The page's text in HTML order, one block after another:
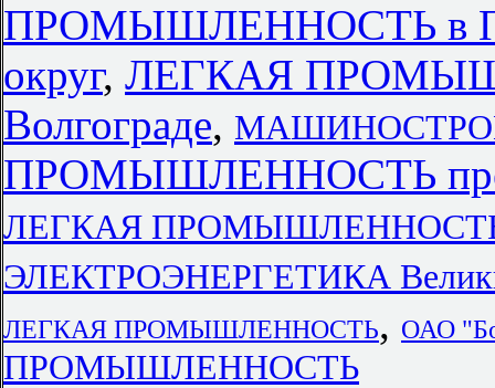
ПРОМЫШЛЕННОСТЬ в
округ, ЛЕГКАЯ
Волгограде,
ПРОМЫШЛЕННОСТЬ
ЛЕГКАЯ ПРОМЫШЛЕННОСТЬ
ЭЛЕКТРОЭНЕРГЕТИКА
ЛЕГКАЯ ПРОМЫШЛЕННОСТЬ, ОАО
ПРОМЫШЛЕННОСТЬ